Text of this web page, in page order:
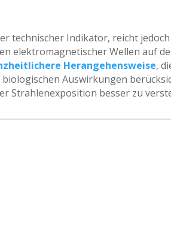
technischer Indikator, reicht
elektromagnetischer Wellen auf
Herangehensweise,
Auswirkungen
Strahlenexposition besser zu